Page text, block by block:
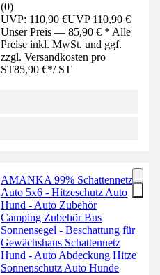
(0)
UVP: 110,90 €UVP110,90 €
Unser Preis — 85,90 € * Alle
Preise inkl. MwSt. und ggf.
zzgl. Versandkosten pro
ST85,90 €*/ ST
AMANKA 99% Schattennetz
Auto 5x6 - Hitzeschutz Auto
Hund - Auto Zubehör
Camping Zubehör Bus
Sonnensegel - Beschattung für
Gewächshaus Schattennetz
Hund - Auto Abdeckung Hitze
Sonnenschutz Auto Hunde